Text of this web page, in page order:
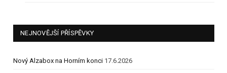
NEJNOVĚJŠÍ PŘÍSPĚVKY
Nový Alzabox na Horním konci 17.6.2026